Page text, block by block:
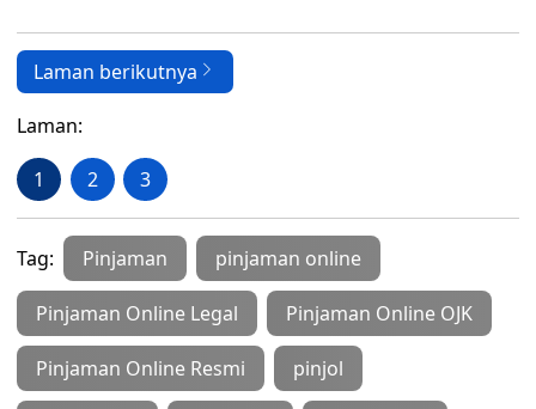
Laman berikutnya
Laman:
1 2 3
Tag: Pinjaman pinjaman online
Pinjaman Online Legal Pinjaman Online OJK
Pinjaman Online Resmi pinjol